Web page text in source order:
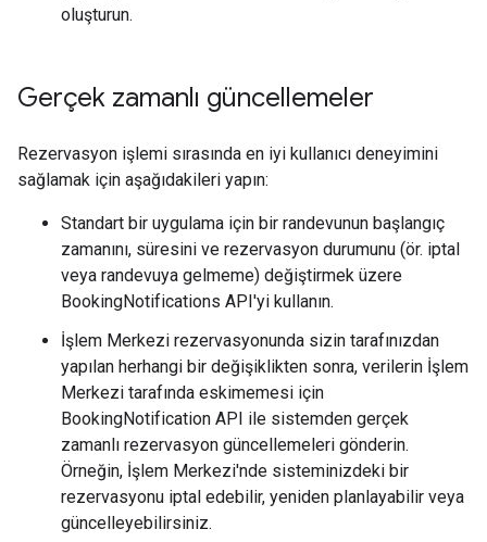
oluşturun.
Gerçek zamanlı güncellemeler
Rezervasyon işlemi sırasında en iyi kullanıcı deneyimini
sağlamak için aşağıdakileri yapın:
Standart bir uygulama için bir randevunun başlangıç
zamanını, süresini ve rezervasyon durumunu (ör. iptal
veya randevuya gelmeme) değiştirmek üzere
BookingNotifications API'yi kullanın.
İşlem Merkezi rezervasyonunda sizin tarafınızdan
yapılan herhangi bir değişiklikten sonra, verilerin İşlem
Merkezi tarafında eskimemesi için
BookingNotification API ile sistemden gerçek
zamanlı rezervasyon güncellemeleri gönderin.
Örneğin, İşlem Merkezi'nde sisteminizdeki bir
rezervasyonu iptal edebilir, yeniden planlayabilir veya
güncelleyebilirsiniz.